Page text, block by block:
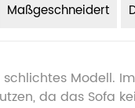
Modell.
da das Sofa
Maßgeschneidert